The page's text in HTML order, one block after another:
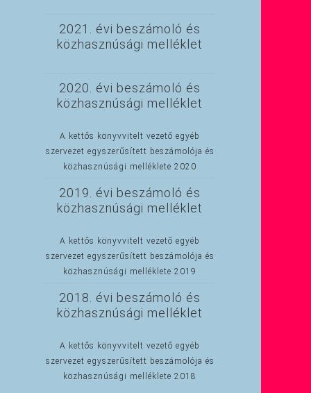
2021. évi beszámoló és
közhasznúsági melléklet
2020. évi beszámoló és
közhasznúsági melléklet
A kettős könyvvitelt vezető egyéb
szervezet egyszerűsített beszámolója és
közhasznúsági melléklete 2020
2019. évi beszámoló és
közhasznúsági melléklet
A kettős könyvvitelt vezető egyéb
szervezet egyszerűsített beszámolója és
közhasznúsági melléklete 2019
2018. évi beszámoló és
közhasznúsági melléklet
A kettős könyvvitelt vezető egyéb
szervezet egyszerűsített beszámolója és
közhasznúsági melléklete 2018